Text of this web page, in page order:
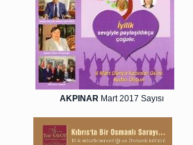
AKPINAR Mart 2017 Sayısı